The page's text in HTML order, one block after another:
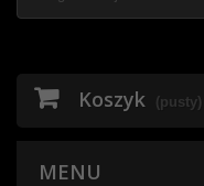
Koszyk (pusty)
MENU